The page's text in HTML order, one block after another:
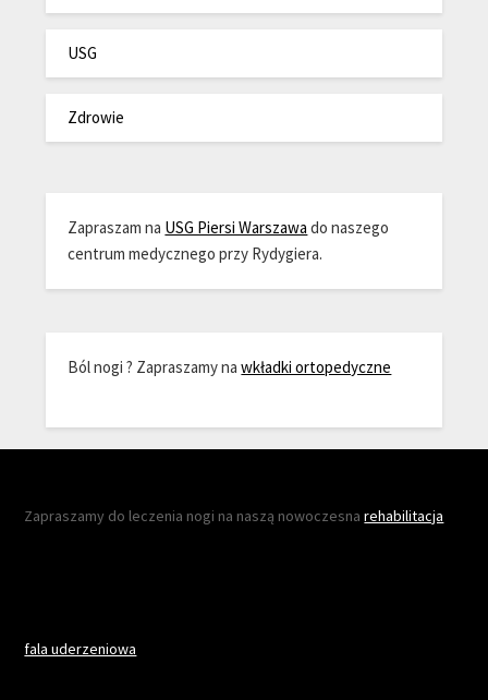
USG
Zdrowie
Zapraszam na USG Piersi Warszawa do naszego
centrum medycznego przy Rydygiera.
Ból nogi ? Zapraszamy nawkładki ortopedyczne
Zapraszamy do leczenia nogi na naszą nowoczesnarehabilitacja
fala uderzeniowa